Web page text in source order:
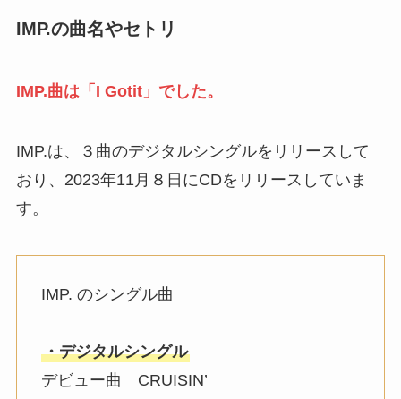
IMP.の曲名やセトリ
IMP.曲は「I Gotit」でした。
IMP.は、３曲のデジタルシングルをリリースして
おり、2023年11月８日にCDをリリースしていま
す。
IMP. のシングル曲
・デジタルシングル
デビュー曲 CRUISIN’